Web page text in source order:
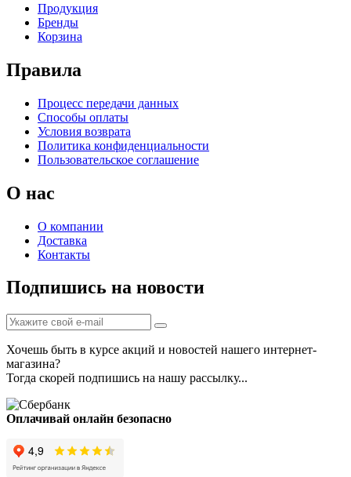
Продукция
Бренды
Корзина
Правила
Процесс передачи данных
Способы оплаты
Условия возврата
Политика конфиденциальности
Пользовательское соглашение
О нас
О компании
Доставка
Контакты
Подпишись на новости
Хочешь быть в курсе акций и новостей нашего интернет-
магазина?
Тогда скорей подпишись на нашу рассылку...
Оплачивай онлайн безопасно